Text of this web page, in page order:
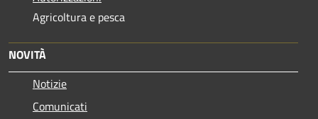
Agricoltura e pesca
NOVITÀ
Notizie
Comunicati